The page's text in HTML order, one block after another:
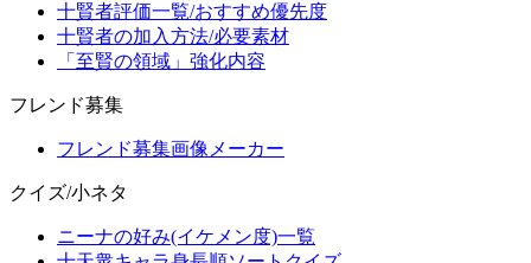
十賢者評価一覧/おすすめ優先度
十賢者の加入方法/必要素材
「至賢の領域」強化内容
フレンド募集
フレンド募集画像メーカー
クイズ/小ネタ
ニーナの好み(イケメン度)一覧